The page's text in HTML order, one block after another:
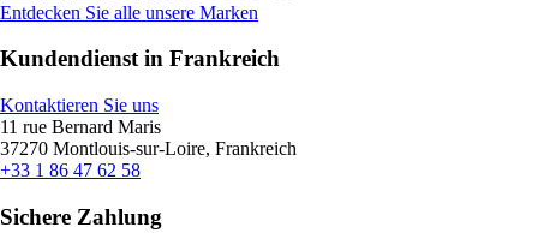
Entdecken Sie alle unsere Marken
Kundendienst in Frankreich
Kontaktieren Sie uns
11 rue Bernard Maris
37270 Montlouis-sur-Loire, Frankreich
+33 1 86 47 62 58
Sichere Zahlung